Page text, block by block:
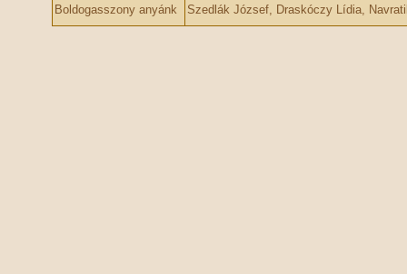
Boldogasszony anyánk
Szedlák József, Draskóczy Lídia,